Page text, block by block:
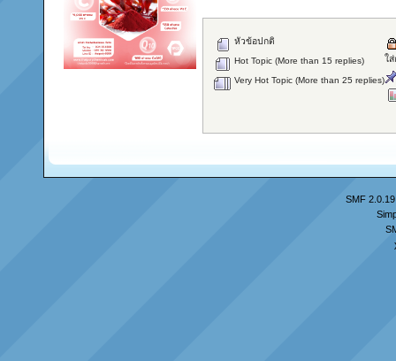
หัวข้อปกติ
Hot Topic (More than 15 replies)
Very Hot Topic (More than 25 replies)
ใ
SMF 2.0.19